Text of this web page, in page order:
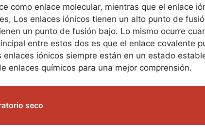
como enlace molecular, mientras que el enlace
Los enlaces iónicos tienen un alto punto de
un punto de fusión bajo. Lo mismo ocurre
entre estos dos es que el enlace covalente
iónicos siempre están en un estado
enlaces químicos para una mejor comprensión.
seco